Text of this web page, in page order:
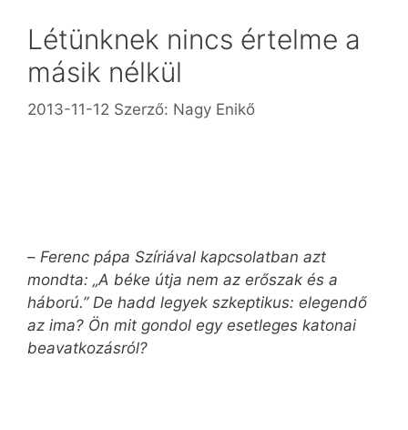
Létünknek nincs értelme a
másik nélkül
2013-11-12 Szerző: Nagy Enikő
– Ferenc pápa Szíriával kapcsolatban azt
mondta: „A béke útja nem az erőszak és a
háború.” De hadd legyek szkeptikus: elegendő
az ima? Ön mit gondol egy esetleges katonai
beavatkozásról?